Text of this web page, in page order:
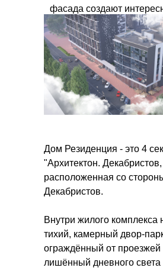
Дом Резиденция - это 4
"Архитектон.
расположенная со
Декабристов.
Внутри жилого комплекса
тихий, камерный двор-
ограждённый от проезжей
лишённый дневного света
фасада создают
объёмов.